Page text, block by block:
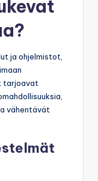
ja ohjelmistot,
tarjoavat
vähentävät